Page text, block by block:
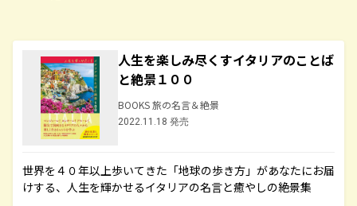
人生を楽しみ尽くすイタリアのことば
と絶景１００
BOOKS 旅の名言＆絶景
2022.11.18 発売
世界を４０年以上歩いてきた「地球の歩き方」があなたにお届
けする、人生を輝かせるイタリアの名言と癒やしの絶景集